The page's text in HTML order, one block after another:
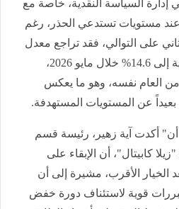
السياسة النقدية، خاصة مع
مستويات تستدعي الحذر، رغم
على التوالي، فقد تراجع معدل
التضخم في المدن المصرية إلى 14.6% خلال مايو 2026،
أبريل من العام نفسه، وهو ما يعكس
بعيداً عن المستويات المستهدفة.
أكدت آية زهير، رئيسة قسم
كابيتال"، أن الإبقاء على
الخيار الأقرب، مشيرة إلى أن
قوية لاستئناف دورة خفض